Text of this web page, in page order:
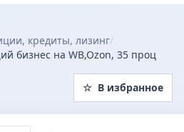
кредиты, лизинг/
бизнес на WB,Ozon, 35 проц
☆ В избранное